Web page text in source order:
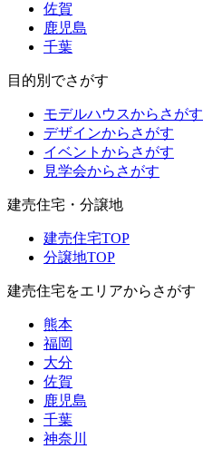
佐賀
鹿児島
千葉
目的別でさがす
モデルハウスからさがす
デザインからさがす
イベントからさがす
見学会からさがす
建売住宅・分譲地
建売住宅TOP
分譲地TOP
建売住宅をエリアからさがす
熊本
福岡
大分
佐賀
鹿児島
千葉
神奈川